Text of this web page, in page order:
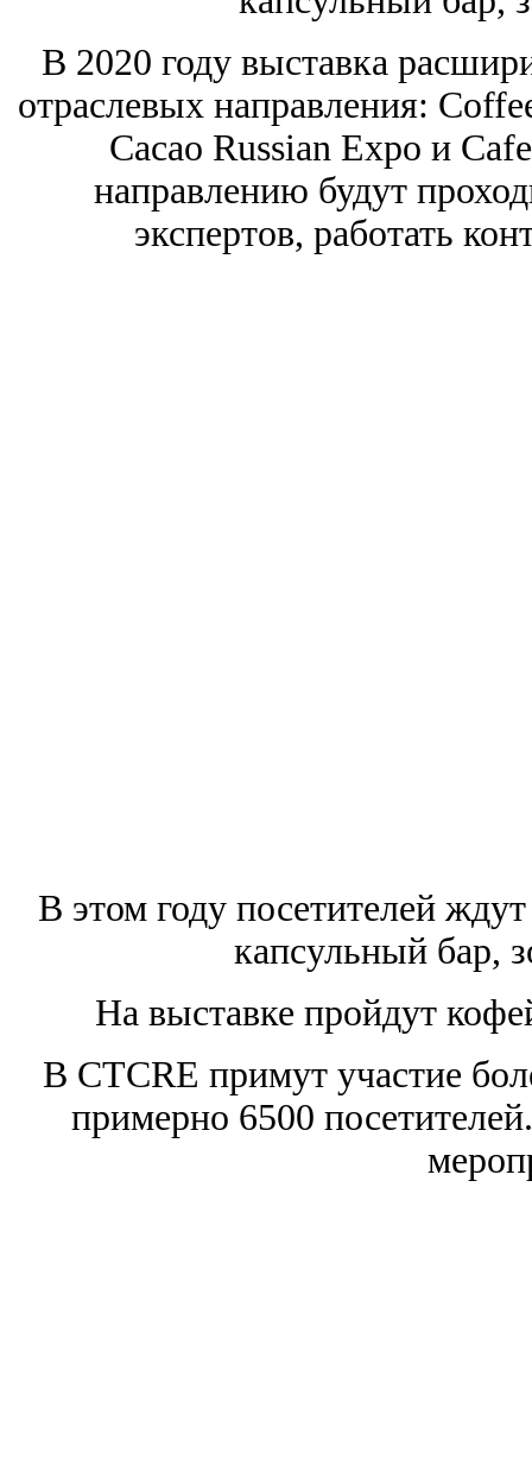
В 2020 году выставка
отраслевых направления:
Cacao Russian Expo и
направлению будут
экспертов, работать
В этом году посетителей
капсульный бар,
На выставке пройдут
В CTCRE примут участие
примерно 6500